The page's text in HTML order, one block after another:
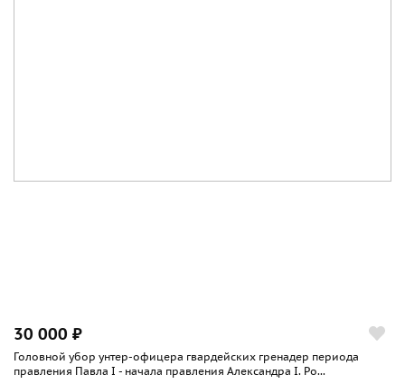
30 000 ₽
Головной убор унтер-офицера гвардейских гренадер периода
правления Павла I - начала правления Александра I. Ро...